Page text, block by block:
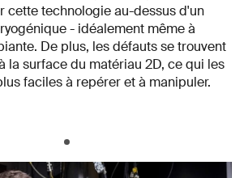
cette technologie au-dessus d'un
- idéalement même à
De plus, les défauts se trouvent
la surface du matériau 2D, ce qui les
faciles à repérer et à manipuler.